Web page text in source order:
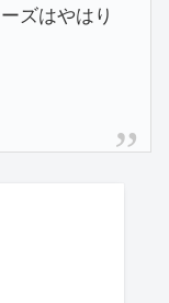
ズはやはり